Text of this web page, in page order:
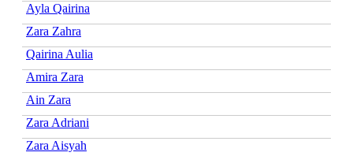
Ayla Qairina
Zara Zahra
Qairina Aulia
Amira Zara
Ain Zara
Zara Adriani
Zara Aisyah